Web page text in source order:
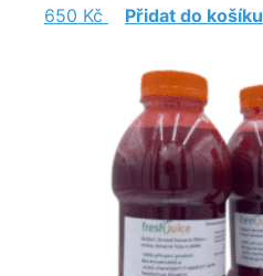
650 Kč Přidat do košíku